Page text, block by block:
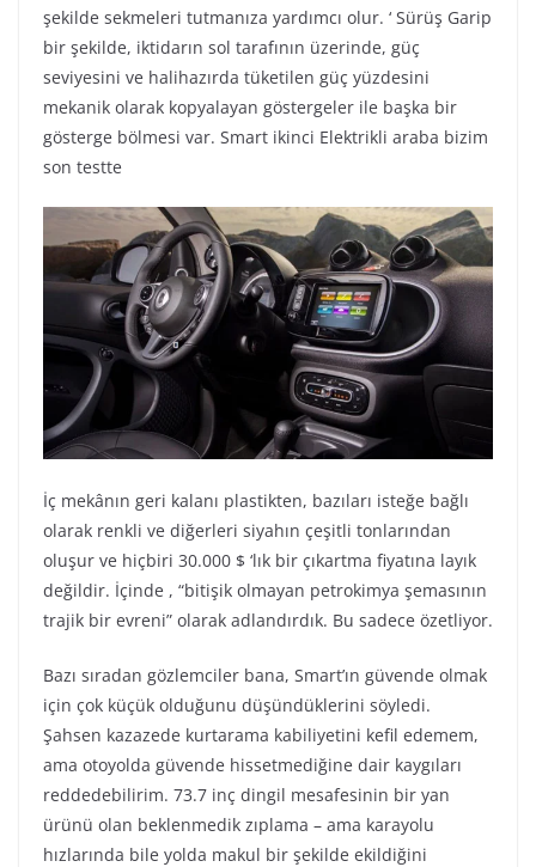
şekilde sekmeleri tutmanıza yardımcı olur. ‘ Sürüş Garip
bir şekilde, iktidarın sol tarafının üzerinde, güç
seviyesini ve halihazırda tüketilen güç yüzdesini
mekanik olarak kopyalayan göstergeler ile başka bir
gösterge bölmesi var. Smart ikinci Elektrikli araba bizim
son testte
İç mekânın geri kalanı plastikten, bazıları isteğe bağlı
olarak renkli ve diğerleri siyahın çeşitli tonlarından
oluşur ve hiçbiri 30.000 $ ‘lık bir çıkartma fiyatına layık
değildir. İçinde , “bitişik olmayan petrokimya şemasının
trajik bir evreni” olarak adlandırdık. Bu sadece özetliyor.
Bazı sıradan gözlemciler bana, Smart’ın güvende olmak
için çok küçük olduğunu düşündüklerini söyledi.
Şahsen kazazede kurtarama kabiliyetini kefil edemem,
ama otoyolda güvende hissetmediğine dair kaygıları
reddedebilirim. 73.7 inç dingil mesafesinin bir yan
ürünü olan beklenmedik zıplama – ama karayolu
hızlarında bile yolda makul bir şekilde ekildiğini